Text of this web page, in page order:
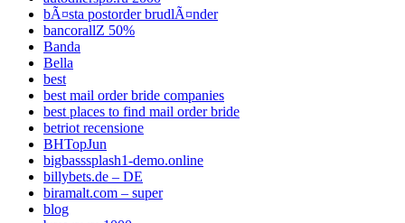
bÃ¤sta postorder brudlÃ¤nder
bancorallZ 50%
Banda
Bella
best
best mail order bride companies
best places to find mail order bride
betriot recensione
BHTopJun
bigbasssplash1-demo.online
billybets.de – DE
biramalt.com – super
blog